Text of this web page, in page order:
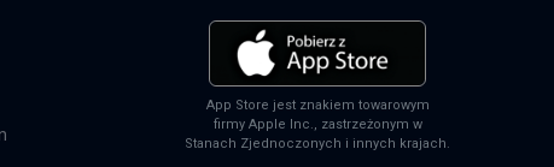
App Store jest znakiem towarowym
firmy Apple Inc., zastrzeżonym w
Stanach Zjednoczonych i innych krajach.